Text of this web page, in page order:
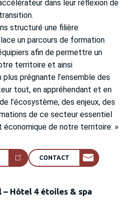
dans leur réflexion de
structuré une filière
un parcours de formation
afin de permettre un
territoire et ainsi
prégnante l’ensemble des
tout, en appréhendant et en
l’écosystème, des enjeux, des
de ce secteur essentiel
économique de notre territoire. »
CONTACT
Hôtel 4 étoiles & spa